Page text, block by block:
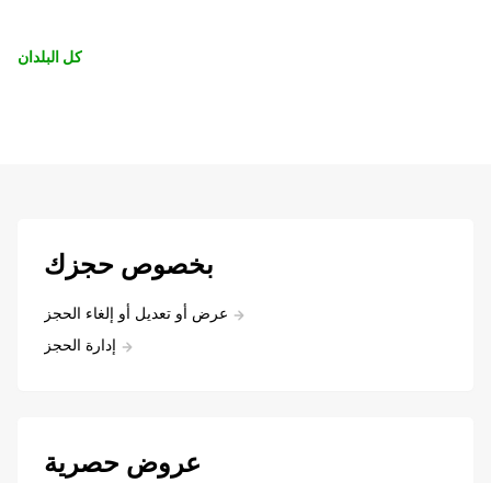
كل البلدان
بخصوص حجزك
عرض أو تعديل أو إلغاء الحجز
إدارة الحجز
عروض حصرية